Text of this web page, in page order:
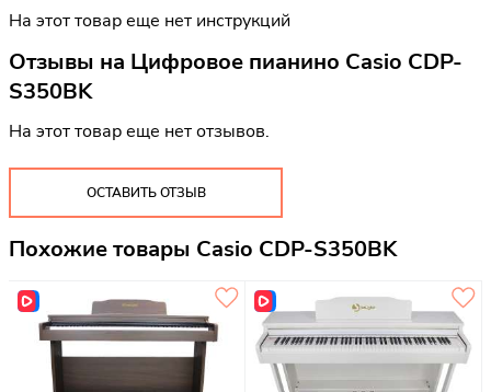
На этот товар еще нет инструкций
Отзывы на Цифровое пианино Casio CDP-
S350BK
На этот товар еще нет отзывов.
ОСТАВИТЬ ОТЗЫВ
Похожие товары Casio CDP-S350BK